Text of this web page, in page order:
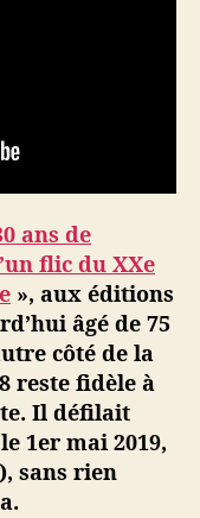
t
t
d
e
l
i
n
t
é
r
ans de
flic du XXe
», aux éditions
âgé de 75
côté de la
reste fidèle à
Il défilait
1er mai 2019,
sans rien